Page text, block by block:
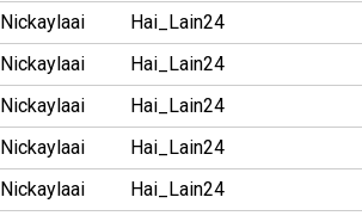
Nickaylaai
Hai_Lain24
Nickaylaai
Hai_Lain24
Nickaylaai
Hai_Lain24
Nickaylaai
Hai_Lain24
Nickaylaai
Hai_Lain24